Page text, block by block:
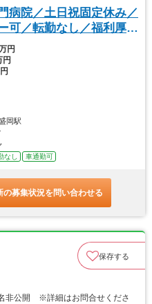
病院／土日祝固定休み／
可／転勤なし／福利厚生
円
円
岡駅
し 車通勤可
の募集状況を問い合わせる
保存する
非公開 ※詳細はお問合せくださ